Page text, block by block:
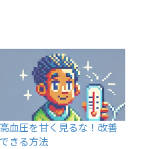
高血圧を甘く見るな！改善
できる方法